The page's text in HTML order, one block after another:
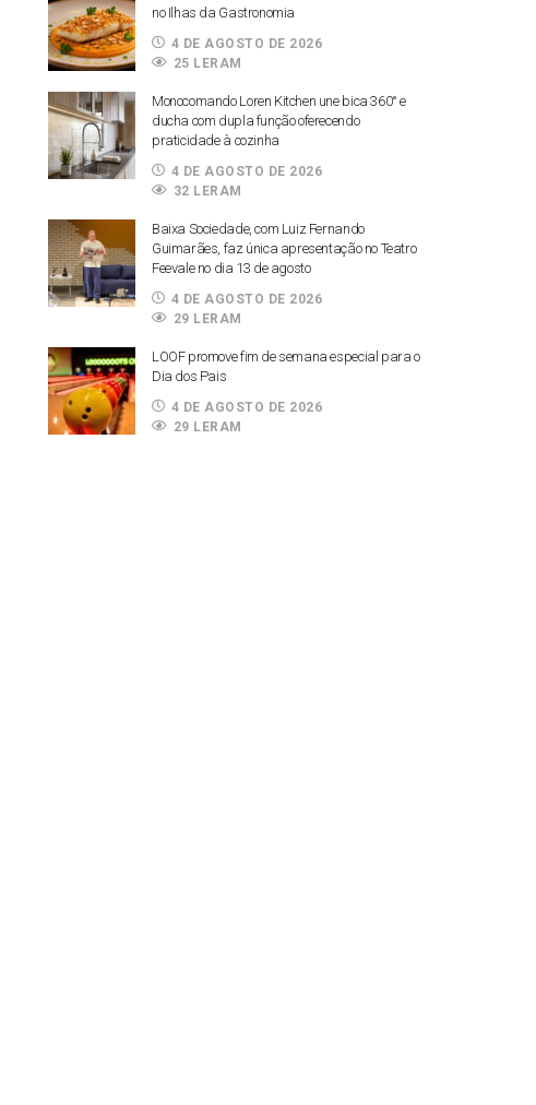
no Ilhas da Gastronomia
4 DE AGOSTO DE 2026
25 LERAM
Monocomando Loren Kitchen une bica 360° e
ducha com dupla função oferecendo
praticidade à cozinha
4 DE AGOSTO DE 2026
32 LERAM
Baixa Sociedade, com Luiz Fernando
Guimarães, faz única apresentação no Teatro
Feevale no dia 13 de agosto
4 DE AGOSTO DE 2026
29 LERAM
LOOF promove fim de semana especial para o
Dia dos Pais
4 DE AGOSTO DE 2026
29 LERAM